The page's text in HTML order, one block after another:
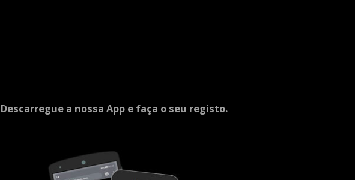
Descarregue a nossa App e faça o seu registo.